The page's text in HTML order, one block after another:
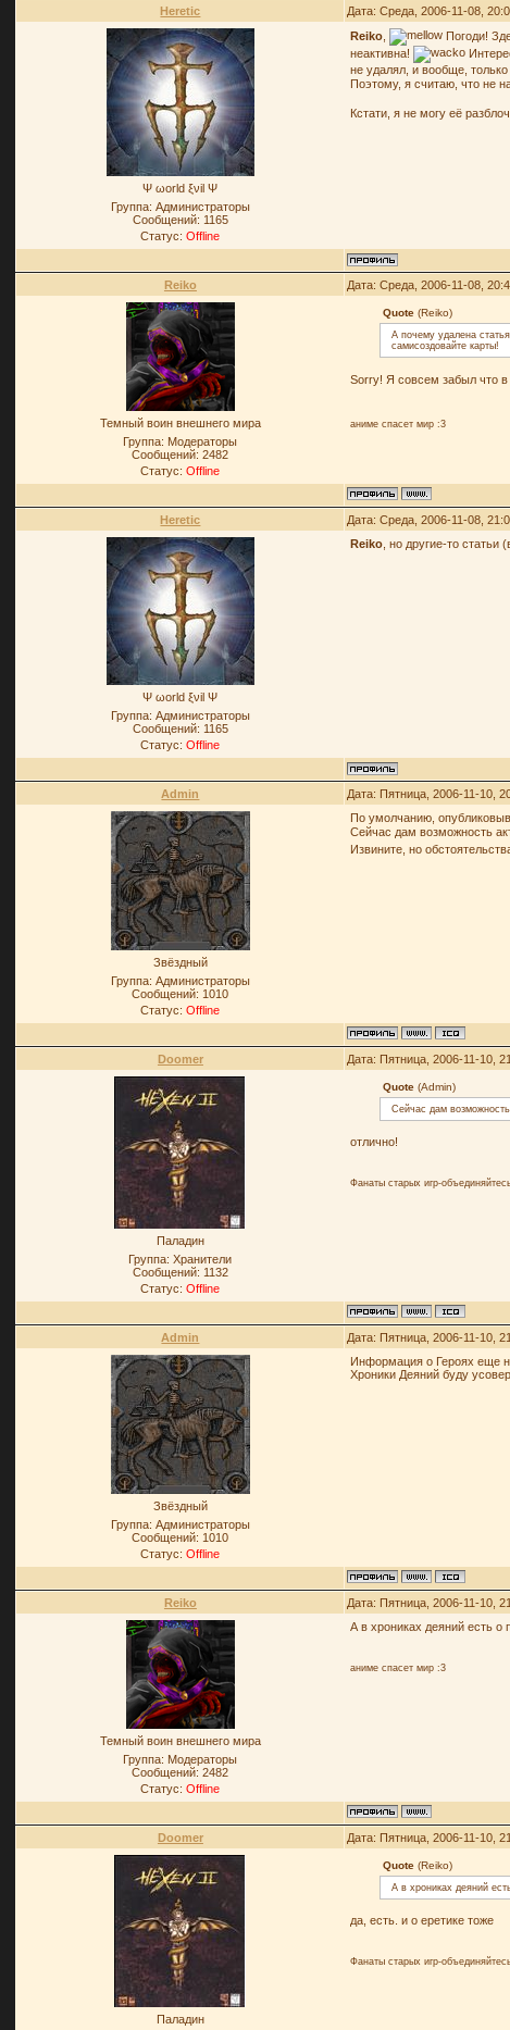
Heretic Дата: Среда, 2006-11-08,
Ψ ωοrld ξνil Ψ
Группа: Администраторы
Сообщений: 1165
Статус:Offline
Reiko
Погоди!
неактивна!
не удалял, и вообще,
Поэтому, я считаю, что не
Кстати, я не могу её
Reiko Дата: Среда, 2006-11-08,
Темный воин внешнего мира
Группа: Модераторы
Сообщений:2482
Статус:Offline
Quote(Reiko)
А почему удалена
самисоздовайте карты!
Sorry! Я совсем забыл что
аниме спасет мир :3
Heretic Дата: Среда, 2006-11-08,
Ψ ωοrld ξνil Ψ
Группа: Администраторы
Сообщений: 1165
Статус:Offline
Reiko , но другие-то
Admin Дата: Пятница, 2006-11-10,
Звёздный
Группа: Администраторы
Сообщений: 1010
Статус:Offline
По умолчанию,
Сейчас дам возможность
Извините, но
Doomer Дата: Пятница, 2006-11-10,
Паладин
Группа: Хранители
Сообщений: 1132
Статус:Offline
Quote(Admin)
Сейчас дам
отлично!
Фанаты старых игр-
Admin Дата: Пятница, 2006-11-10,
Звёздный
Группа: Администраторы
Сообщений: 1010
Статус:Offline
Информация о Героях еще
Хроники Деяний буду
Reiko Дата: Пятница, 2006-11-10,
Темный воин внешнего мира
Группа: Модераторы
Сообщений:2482
Статус:Offline
А в хрониках деяний есть о
аниме спасет мир :3
Doomer Дата: Пятница, 2006-11-10,
Паладин
Quote(Reiko)
А в хрониках деяний
да, есть. и о еретике тоже
Фанаты старых игр-